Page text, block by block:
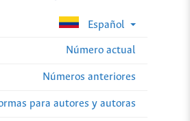
Español
Número actual
Números anteriores
para autores y autoras